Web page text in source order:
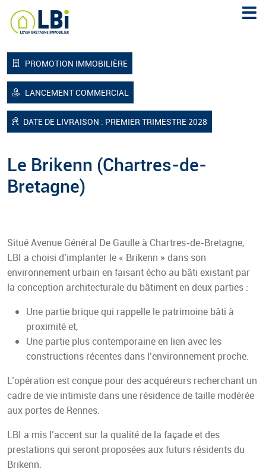
Loyer Bretagne Immobilier
PROMOTION IMMOBILIÈRE
LANCEMENT COMMERCIAL
DATE DE LIVRAISON : PREMIER TRIMESTRE 2028
Le Brikenn (Chartres-de-
Bretagne)
Situé Avenue Général De Gaulle à Chartres-de-Bretagne,
LBI a choisi d’implanter le « Brikenn » dans son
environnement urbain en faisant écho au bâti existant par
la conception architecturale du bâtiment en deux parties :
Une partie brique qui rappelle le patrimoine bâti à
proximité et,
Une partie plus contemporaine en lien avec les
constructions récentes dans l’environnement proche.
L’opération est conçue pour des acquéreurs recherchant un
cadre de vie intimiste dans une résidence de taille modérée
aux portes de Rennes.
LBI a mis l’accent sur la qualité de la façade et des
prestations qui seront proposées aux futurs résidents du
Brikenn.